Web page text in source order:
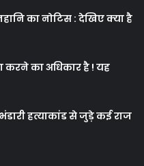
का नोटिस : देखिए क्या है
का अधिकार है ! यह
हत्याकांड से जुड़े कई राज